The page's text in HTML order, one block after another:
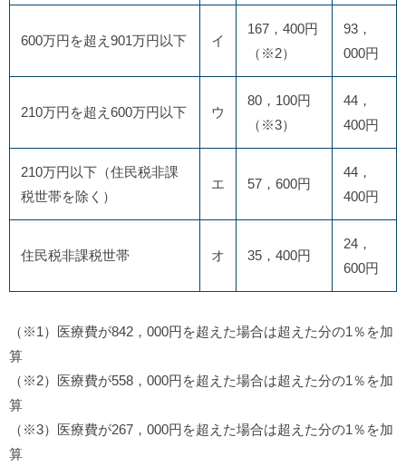
600万円を超え901万円以下 イ
167，400円
（※2）
93，
000円
210万円を超え600万円以下 ウ
80，100円
（※3）
44，
400円
210万円以下（住民税非課
税世帯を除く）
エ 57，600円
44，
400円
住民税非課税世帯 オ 35，400円
24，
600円
（※1）医療費が842，000円を超えた場合は超えた分の1％を加
算
（※2）医療費が558，000円を超えた場合は超えた分の1％を加
算
（※3）医療費が267，000円を超えた場合は超えた分の1％を加
算